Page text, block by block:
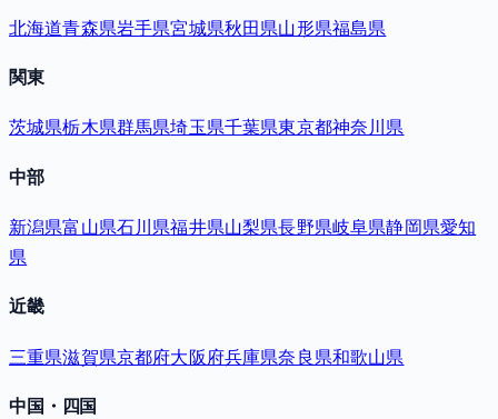
北海道青森県岩手県宮城県秋田県山形県福島県
関東
茨城県栃木県群馬県埼玉県千葉県東京都神奈川県
中部
新潟県富山県石川県福井県山梨県長野県岐阜県静岡県愛知
県
近畿
三重県滋賀県京都府大阪府兵庫県奈良県和歌山県
中国・四国